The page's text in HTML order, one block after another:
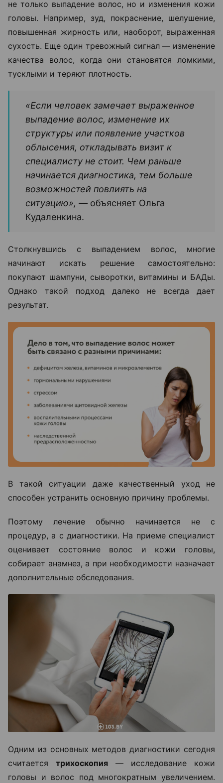
не только выпадение волос, но и изменения кожи
головы. Например, зуд, покраснение, шелушение,
повышенная жирность или, наоборот, выраженная
сухость. Еще один тревожный сигнал — изменение
качества волос, когда они становятся ломкими,
тусклыми и теряют плотность.
«Если человек замечает выраженное
выпадение волос, изменение их
структуры или появление участков
облысения, откладывать визит к
специалисту не стоит. Чем раньше
начинается диагностика, тем больше
возможностей повлиять на
ситуацию», — объясняет Ольга
Кудаленкина.
Столкнувшись с выпадением волос, многие
начинают искать решение самостоятельно:
покупают шампуни, сыворотки, витамины и БАДы.
Однако такой подход далеко не всегда дает
результат.
В такой ситуации даже качественный уход не
способен устранить основную причину проблемы.
Поэтому лечение обычно начинается не с
процедур, а с диагностики. На приеме специалист
оценивает состояние волос и кожи головы,
собирает анамнез, а при необходимости назначает
дополнительные обследования.
Одним из основных методов диагностики сегодня
считается трихоскопия — исследование кожи
головы и волос под многократным увеличением.